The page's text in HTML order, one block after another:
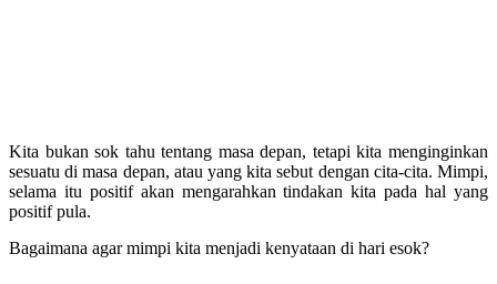
Kita bukan sok tahu tentang masa depan, tetapi kita menginginkan
sesuatu di masa depan, atau yang kita sebut dengan cita-cita. Mimpi,
selama itu positif akan mengarahkan tindakan kita pada hal yang
positif pula.
Bagaimana agar mimpi kita menjadi kenyataan di hari esok?